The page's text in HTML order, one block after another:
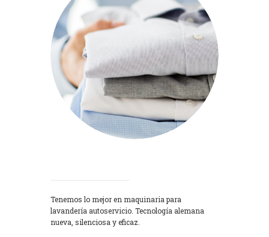
Tenemos lo mejor en maquinaria para
lavandería autoservicio. Tecnología alemana
nueva, silenciosa y eficaz.